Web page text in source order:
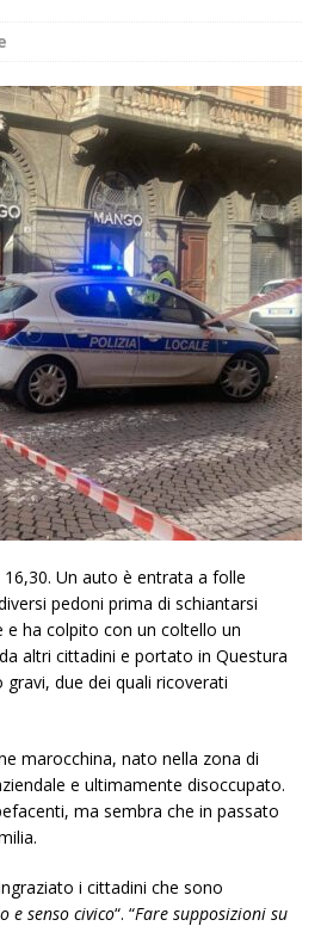
Un auto è entrata a folle
pedoni prima di schiantarsi
ha colpito con un coltello un
altri cittadini e portato in Questura
due dei quali ricoverati
marocchina, nato nella zona di
e ultimamente disoccupato.
ma sembra che in passato
i cittadini che sono
e senso civico“. “Fare supposizioni su